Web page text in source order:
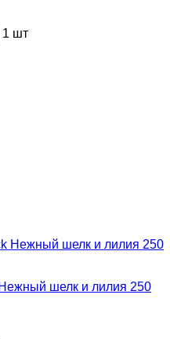
1 шт
шелк и лилия 250